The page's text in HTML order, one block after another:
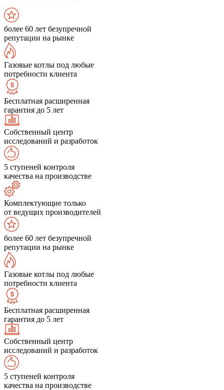
более 60 лет безупречной
репутации на рынке
Газовые котлы под любые
потребности клиента
Бесплатная расширенная
гарантия до 5 лет
Собственный центр
исследований и разработок
5 ступеней контроля
качества на производстве
Комплектующие только
от ведущих производителей
более 60 лет безупречной
репутации на рынке
Газовые котлы под любые
потребности клиента
Бесплатная расширенная
гарантия до 5 лет
Собственный центр
исследований и разработок
5 ступеней контроля
качества на производстве